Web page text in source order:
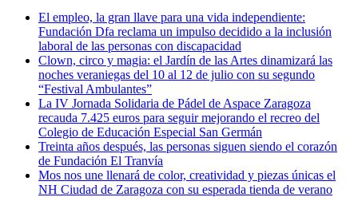
El empleo, la gran llave para una vida independiente:
Fundación Dfa reclama un impulso decidido a la inclusión
laboral de las personas con discapacidad
Clown, circo y magia: el Jardín de las Artes dinamizará las
noches veraniegas del 10 al 12 de julio con su segundo
“Festival Ambulantes”
La IV Jornada Solidaria de Pádel de Aspace Zaragoza
recauda 7.425 euros para seguir mejorando el recreo del
Colegio de Educación Especial San Germán
Treinta años después, las personas siguen siendo el corazón
de Fundación El Tranvía
Mos nos une llenará de color, creatividad y piezas únicas el
NH Ciudad de Zaragoza con su esperada tienda de verano